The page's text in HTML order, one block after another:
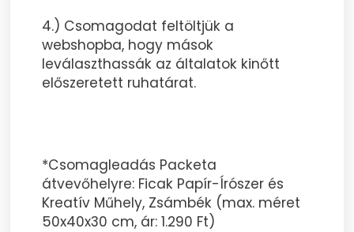
4.) Csomagodat feltöltjük a
webshopba, hogy mások
leválaszthassák az általatok kinőtt
előszeretett ruhatárat.
*Csomagleadás Packeta
átvevőhelyre: Ficak Papír-Írószer és
Kreatív Műhely, Zsámbék (max. méret
50x40x30 cm, ár: 1.290 Ft)